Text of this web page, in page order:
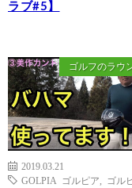
ラブ#5】
ゴルフのラウ
2019.03.21
GOLPIA ゴルピア
ゴル